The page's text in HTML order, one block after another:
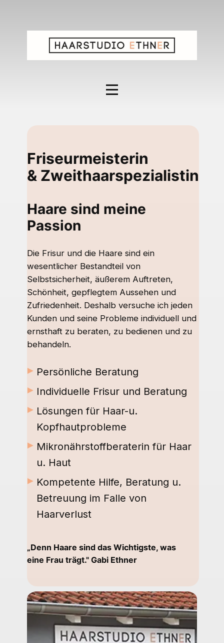
Friseurmeisterin
& Zweithaarspezialistin
Haare sind meine
Passion
Die Frisur und die Haare sind ein
wesentlicher Bestandteil von
Selbstsicherheit, äußerem Auftreten,
Schönheit, gepflegtem Aussehen und
Zufriedenheit. Deshalb versuche ich jeden
Kunden und seine Probleme individuell und
ernsthaft zu beraten, zu bedienen und zu
behandeln.
► Persönliche Beratung
► Individuelle Frisur und Beratung
► Lösungen für Haar-u.
Kopfhautprobleme
► Mikronährstoffberaterin für Haar
u. Haut
► Kompetente Hilfe, Beratung u.
Betreuung im Falle von
Haarverlust
„Denn Haare sind das Wichtigste, was
eine Frau trägt." Gabi Ethner